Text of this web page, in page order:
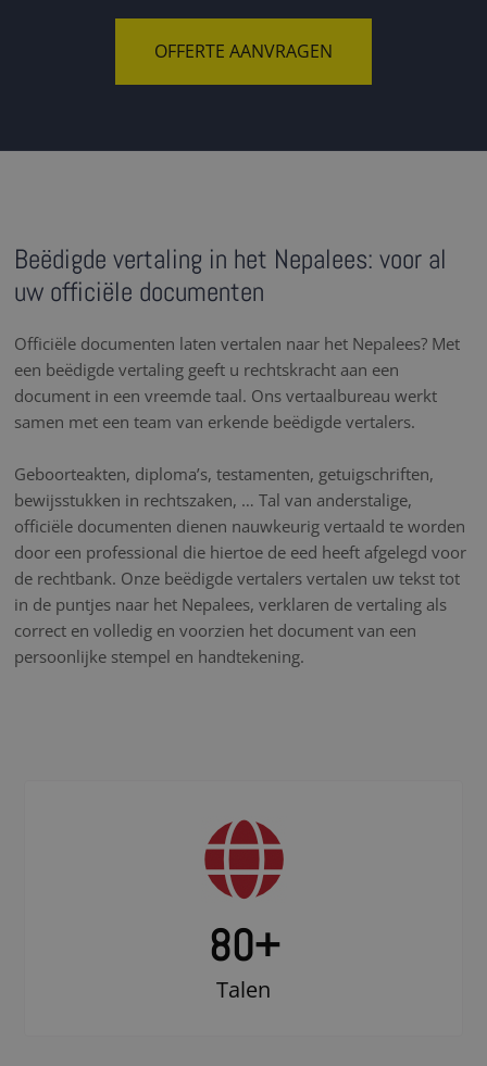
OFFERTE AANVRAGEN
Beëdigde vertaling in het Nepalees: voor al
uw officiële documenten
Officiële documenten laten vertalen naar het Nepalees? Met
een beëdigde vertaling geeft u rechtskracht aan een
document in een vreemde taal. Ons vertaalbureau werkt
samen met een team van erkende beëdigde vertalers.
Geboorteakten, diploma’s, testamenten, getuigschriften,
bewijsstukken in rechtszaken, … Tal van anderstalige,
officiële documenten dienen nauwkeurig vertaald te worden
door een professional die hiertoe de eed heeft afgelegd voor
de rechtbank. Onze beëdigde vertalers vertalen uw tekst tot
in de puntjes naar het Nepalees, verklaren de vertaling als
correct en volledig en voorzien het document van een
persoonlijke stempel en handtekening.
80+
Talen